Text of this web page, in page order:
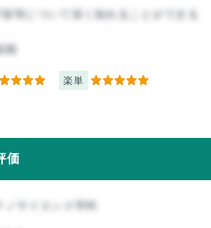
宙等について深く知れることができる
楽単 5
価